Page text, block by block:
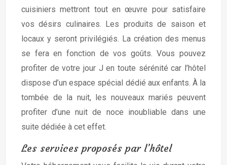
cuisiniers mettront tout en œuvre pour satisfaire
vos désirs culinaires. Les produits de saison et
locaux y seront privilégiés. La création des menus
se fera en fonction de vos goûts. Vous pouvez
profiter de votre jour J en toute sérénité car l’hôtel
dispose d’un espace spécial dédié aux enfants. À la
tombée de la nuit, les nouveaux mariés peuvent
profiter d’une nuit de noce inoubliable dans une
suite dédiée à cet effet.
Les services proposés par l’hôtel